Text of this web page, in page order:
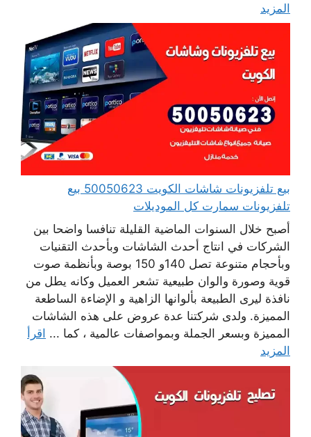
المزيد
بيع تلفزيونات شاشات الكويت 50050623 بيع
تلفزيونات سمارت كل الموديلات
أصبح خلال السنوات الماضية القليلة تنافسا واضحا بين
الشركات في انتاج أحدث الشاشات وبأحدث التقنيات
وبأحجام متنوعة تصل 140و 150 بوصة وبأنظمة صوت
قوية وصورة والوان طبيعية تشعر العميل وكانه يطل من
نافذة ليرى الطبيعة بألوانها الزاهية و الإضاءة الساطعة
المميزة. ولدى شركتنا عدة عروض على هذه الشاشات
المميزة وبسعر الجملة وبمواصفات عالمية ، كما ... اقرأ
المزيد